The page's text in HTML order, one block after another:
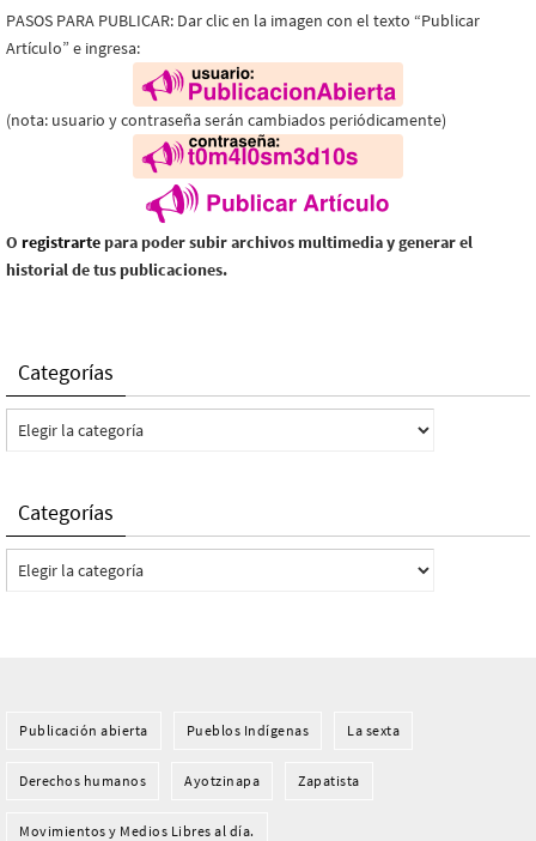
PASOS PARA PUBLICAR: Dar clic en la imagen con el texto “Publicar
Artículo” e ingresa:
(nota: usuario y contraseña serán cambiados periódicamente)
O registrarte para poder subir archivos multimedia y generar el
historial de tus publicaciones.
Categorías
Categorías
Categorías
Categorías
Publicación abierta Pueblos Indí­genas La sexta
Derechos humanos Ayotzinapa Zapatista
Movimientos y Medios Libres al día.